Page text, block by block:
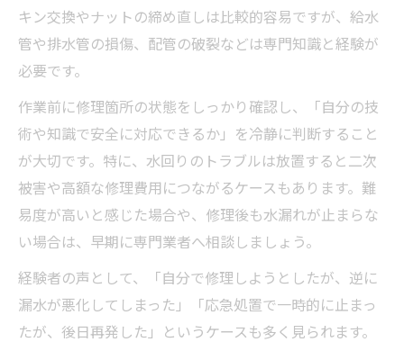
キン交換やナットの締め直しは比較的容易ですが、給水
管や排水管の損傷、配管の破裂などは専門知識と経験が
必要です。
作業前に修理箇所の状態をしっかり確認し、「自分の技
術や知識で安全に対応できるか」を冷静に判断すること
が大切です。特に、水回りのトラブルは放置すると二次
被害や高額な修理費用につながるケースもあります。難
易度が高いと感じた場合や、修理後も水漏れが止まらな
い場合は、早期に専門業者へ相談しましょう。
経験者の声として、「自分で修理しようとしたが、逆に
漏水が悪化してしまった」「応急処置で一時的に止まっ
たが、後日再発した」というケースも多く見られます。